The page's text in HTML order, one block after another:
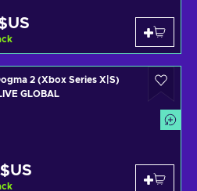
2 (Xbox Series X|S)
GLOBAL